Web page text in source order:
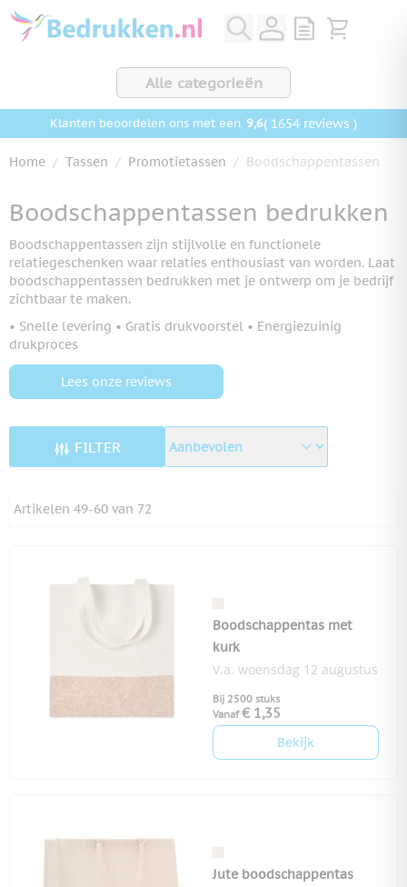
Ga naar de inhoud
View quote,
Bekijk
Alle categorieën
Klanten beoordelen ons met een 9,6( 1654 reviews )
Home / Tassen / Promotietassen / Boodschappentassen
Boodschappentassen bedrukken
Boodschappentassen zijn stijlvolle en functionele
relatiegeschenken waar relaties enthousiast van worden. Laat
boodschappentassen bedrukken met je ontwerp om je bedrijf
zichtbaar te maken.
• Snelle levering • Gratis drukvoorstel • Energiezuinig
drukproces
Lees onze reviews
FILTER
Artikelen 49-60 van 72
Boodschappentas met
kurk
V.a. woensdag 12 augustus
Bij 2500 stuks
Vanaf € 1,35
Bekijk
Jute boodschappentas